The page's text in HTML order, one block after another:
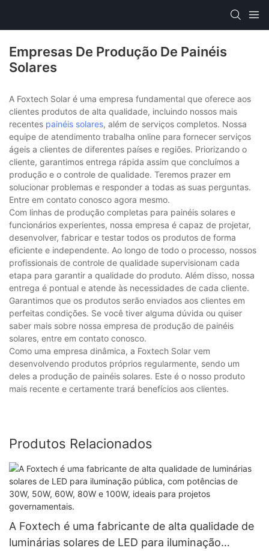
Empresas De Produção De Painéis
Solares
A Foxtech Solar é uma empresa fundamental que oferece aos
clientes produtos de alta qualidade, incluindo nossos mais
recentes painéis solares, além de serviços completos. Nossa
equipe de atendimento trabalha online para fornecer serviços
ágeis a clientes de diferentes países e regiões. Priorizando o
cliente, garantimos entrega rápida assim que concluímos a
produção e o controle de qualidade. Teremos prazer em
solucionar problemas e responder a todas as suas perguntas.
Entre em contato conosco agora mesmo.
Com linhas de produção completas para painéis solares e
funcionários experientes, nossa empresa é capaz de projetar,
desenvolver, fabricar e testar todos os produtos de forma
eficiente e independente. Ao longo de todo o processo, nossos
profissionais de controle de qualidade supervisionam cada
etapa para garantir a qualidade do produto. Além disso, nossa
entrega é pontual e atende às necessidades de cada cliente.
Garantimos que os produtos serão enviados aos clientes em
perfeitas condições. Se você tiver alguma dúvida ou quiser
saber mais sobre nossa empresa de produção de painéis
solares, entre em contato conosco.
Como uma empresa dinâmica, a Foxtech Solar vem
desenvolvendo produtos próprios regularmente, sendo um
deles a produção de painéis solares. Este é o nosso produto
mais recente e certamente trará benefícios aos clientes.
Produtos Relacionados
A Foxtech é uma fabricante de alta qualidade de
luminárias solares de LED para iluminação